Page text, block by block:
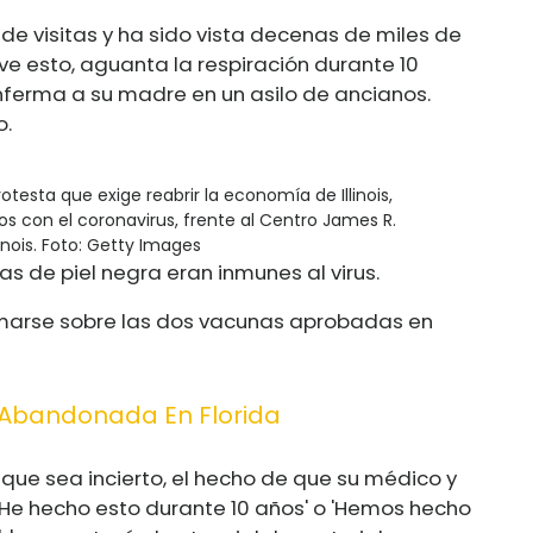
visitas y ha sido vista decenas de miles de
esto, aguanta la respiración durante 10
a su madre en un asilo de ancianos.
que exige reabrir la economía de Illinois,
con el coronavirus, frente al Centro James R.
Foto: Getty Images
de piel negra eran inmunes al virus.
sobre las dos vacunas aprobadas en
En Florida
sea incierto, el hecho de que su médico y
hecho esto durante 10 años' o 'Hemos hecho